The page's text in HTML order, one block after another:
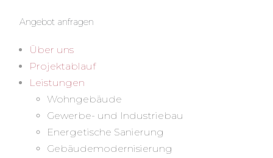
Angebot anfragen
Über uns
Projektablauf
Leistungen
Wohngebäude
Gewerbe- und Industriebau
Energetische Sanierung
Gebäudemodernisierung